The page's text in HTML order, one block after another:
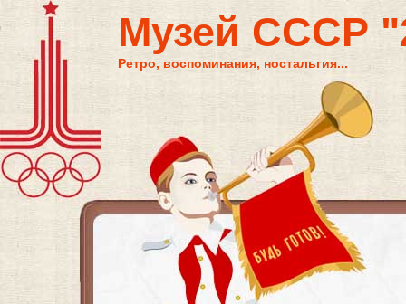
Музей СССР
Ретро, воспоминания, ностальгия...